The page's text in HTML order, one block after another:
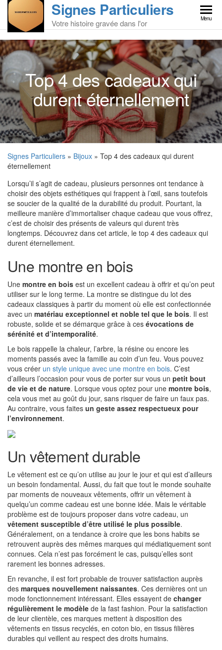
Skip
the
content
Signes Particuliers
Votre histoire gravée dans l'or Menu
Top 4 des cadeaux qui
durent éternellement
Signes Particuliers » Bijoux » Top 4 des cadeaux qui durent
éternellement
Lorsqu’il s’agit de cadeau, plusieurs personnes ont tendance à
choisir des objets esthétiques qui frappent à l’œil, sans toutefois
se soucier de la qualité de la durabilité du produit. Pourtant, la
meilleure manière d’immortaliser chaque cadeau que vous offrez,
c’est de choisir des présents de valeurs qui durent très
longtemps. Découvrez dans cet article, le top 4 des cadeaux qui
durent éternellement.
Une montre en bois
Une montre en bois est un excellent cadeau à offrir et qu’on peut
utiliser sur le long terme. La montre se distingue du lot des
cadeaux classiques à partir du moment où elle est confectionnée
avec un matériau exceptionnel et noble tel que le bois. Il est
robuste, solide et se démarque grâce à ces évocations de
sérénité et d’intemporalité.
Le bois rappelle la chaleur, l’arbre, la résine ou encore les
moments passés avec la famille au coin d’un feu. Vous pouvez
vous créer un style unique avec une montre en bois. C’est
d’ailleurs l’occasion pour vous de porter sur vous un petit bout
de vie et de nature. Lorsque vous optez pour une montre bois,
cela vous met au goût du jour, sans risquer de faire un faux pas.
Au contraire, vous faites un geste assez respectueux pour
l’environnement.
Un vêtement durable
Le vêtement est ce qu’on utilise au jour le jour et qui est d’ailleurs
un besoin fondamental. Aussi, du fait que tout le monde souhaite
par moments de nouveaux vêtements, offrir un vêtement à
quelqu’un comme cadeau est une bonne idée. Mais le véritable
problème est de toujours proposer dans votre cadeau, un
vêtement susceptible d’être utilisé le plus possible.
Généralement, on a tendance à croire que les bons habits se
retrouvent auprès des mêmes marques qui médiatiquement sont
connues. Cela n’est pas forcément le cas, puisqu’elles sont
rarement les bonnes adresses.
En revanche, il est fort probable de trouver satisfaction auprès
des marques nouvellement naissantes. Ces dernières ont un
mode fonctionnement intéressant. Elles essayent de changer
régulièrement le modèle de la fast fashion. Pour la satisfaction
de leur clientèle, ces marques mettent à disposition des
vêtements en tissus recyclés, en coton bio, en tissus filières
durables qui veillent au respect des droits humains.